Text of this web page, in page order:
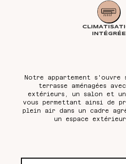
INTÉGRÉE
Notre appartement s'ouvre
terrasse aménagées
extérieurs, un salon et
vous permettant ainsi de
plein air dans un cadre
un espace